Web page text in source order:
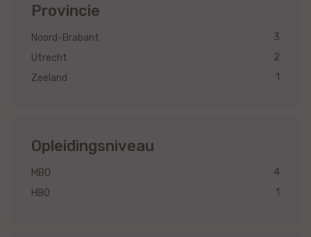
Provincie
Noord-Brabant
3
Utrecht
2
Zeeland
1
Opleidingsniveau
MBO
4
HBO
1